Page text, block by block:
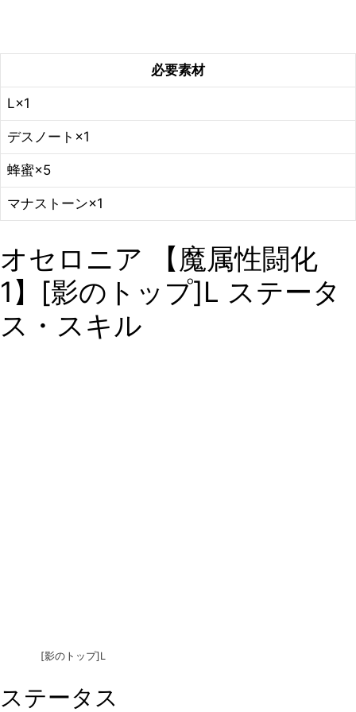
必要素材
L×1
デスノート×1
蜂蜜×5
マナストーン×1
オセロニア 【魔属性闘化
1】[影のトップ]L ステータ
ス・スキル
[影のトップ]L
ステータス